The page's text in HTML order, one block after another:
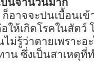
ป็นจำนวนมาก
อาจจะปนเบื้อนเ
ให้เกิดโรคในสัตว์
ม่รู้ว่าตายเพราะอ
น ซึ่งเป็นสาเหตุที่